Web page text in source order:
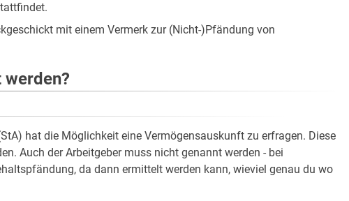
mit einem Vermerk zur (Nicht-)Pfändung von
hat die Möglichkeit eine Vermögensauskunft zu erfragen. Diese
Auch der Arbeitgeber muss nicht genannt werden - bei
da dann ermittelt werden kann, wieviel genau du wo